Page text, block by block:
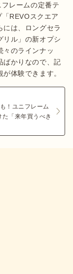
レームの定番テ
REVOスクエア
には、ロングセラ
リル」の新オプシ
々のラインナッ
ばかりなので、記
体験できます。
！ユニフレーム
「来年買うべき